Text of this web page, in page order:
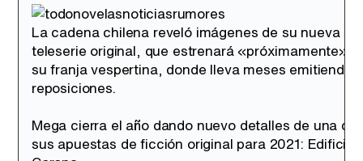
La cadena chilena reveló imágenes de su nueva
teleserie original, que estrenará «próximamente»
su franja vespertina, donde lleva meses emitiendo
reposiciones.
Mega cierra el año dando nuevo detalles de una de
sus apuestas de ficción original para 2021: Edificio